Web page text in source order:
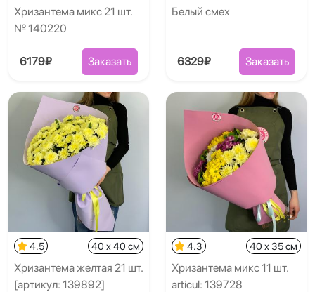
Хризантема микс 21 шт.
№ 140220
6179₽ Заказать
Белый смех
6329₽ Заказать
4.5 40 x 40 см
Хризантема желтая 21 шт.
[артикул: 139892]
4.3 40 x 35 см
Хризантема микс 11 шт.
articul: 139728